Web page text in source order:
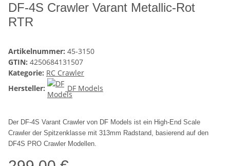
DF-4S Crawler Varant Metallic-Rot
RTR
Artikelnummer: 45-3150
GTIN: 4250684131507
Kategorie: RC Crawler
Hersteller:
DF Models
Der DF-4S Varant Crawler von DF Models ist ein High-End Scale
Crawler der Spitzenklasse mit 313mm Radstand, basierend auf den
DF4S PRO Crawler Modellen.